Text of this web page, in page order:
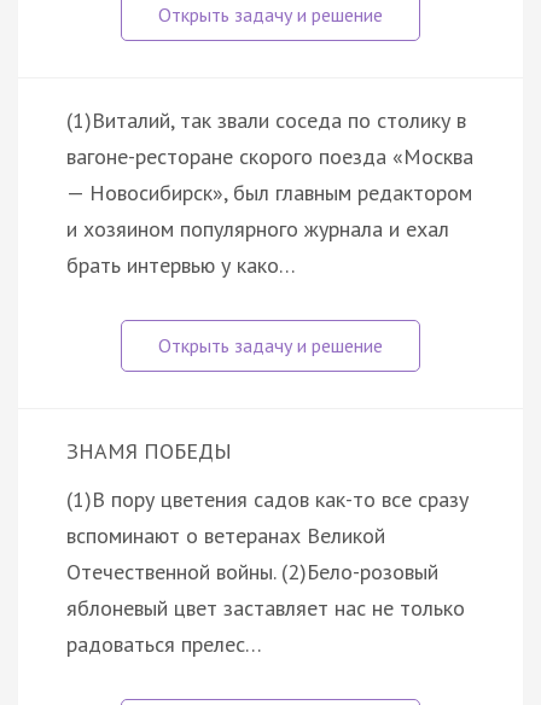
(1)Виталий, так звали соседа по столику в
вагоне-ресторане скорого поезда «Москва
— Новосибирск», был главным редактором
и хозяином популярного журнала и ехал
брать интервью у како…
ЗНАМЯ ПОБЕДЫ
(1)В пору цветения садов как-то все сразу
вспоминают о ветеранах Великой
Отечественной войны. (2)Бело-розовый
яблоневый цвет заставляет нас не только
радоваться прелес…